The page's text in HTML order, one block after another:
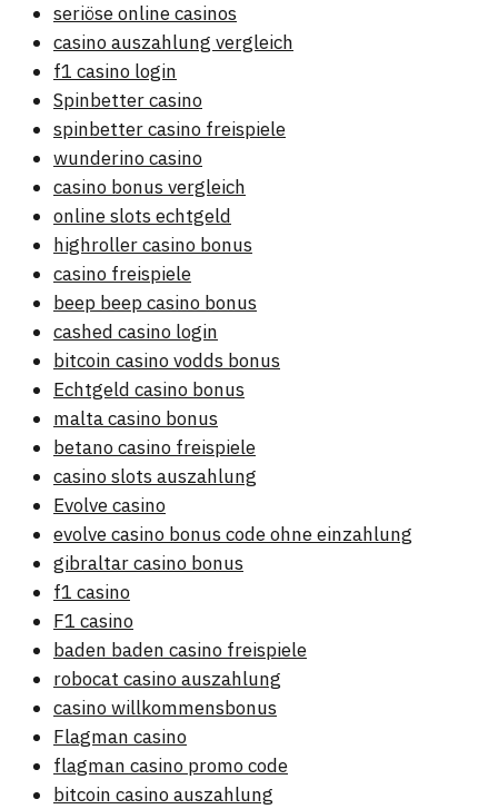
seriöse online casinos
casino auszahlung vergleich
f1 casino login
Spinbetter casino
spinbetter casino freispiele
wunderino casino
casino bonus vergleich
online slots echtgeld
highroller casino bonus
casino freispiele
beep beep casino bonus
cashed casino login
bitcoin casino vodds bonus
Echtgeld casino bonus
malta casino bonus
betano casino freispiele
casino slots auszahlung
Evolve casino
evolve casino bonus code ohne einzahlung
gibraltar casino bonus
f1 casino
F1 casino
baden baden casino freispiele
robocat casino auszahlung
casino willkommensbonus
Flagman casino
flagman casino promo code
bitcoin casino auszahlung